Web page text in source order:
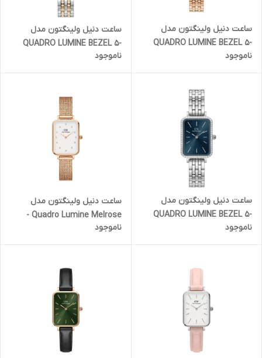
ساعت دنیل ولینگتون مدل
QUADRO LUMINE BEZEL 5-
LINK - رزگلد قاب نگین دار
(زنانه)
ناموجود
ساعت دنیل ولینگتون مدل
QUADRO LUMINE BEZEL 5-
(زنانه)
ناموجود
ساعت دنیل ولینگتون مدل
QUADRO LUMINE BEZEL 5-
دار (زنانه)
ناموجود
ساعت دنیل ولینگتون مدل
Quadro Lumine Melrose -
رزگلد صفحه سفید نگین دار
(زنانه)
ناموجود